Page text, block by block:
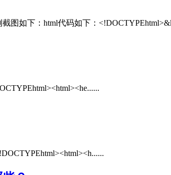
图如下：html代码如下：